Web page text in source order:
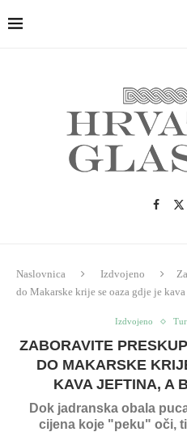
Naslovnica Izdvojeno
do Makarske krije se oaza gdje je
Izdvojeno
ZABORAVITE
DO MAKARSKE
KAVA JEFTINA, A
Dok jadranska obala
cijena koje "peku" oči,